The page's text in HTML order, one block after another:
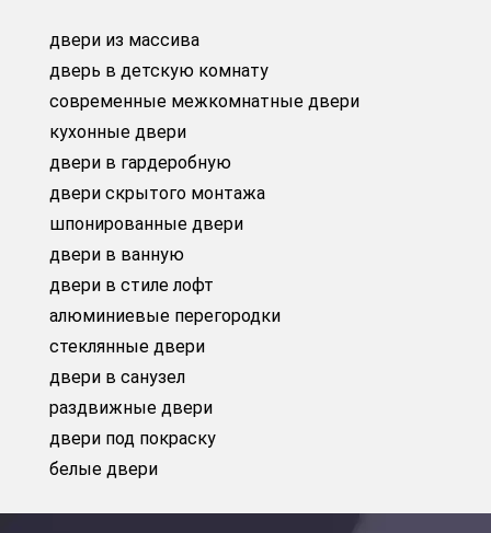
двери из массива
дверь в детскую комнату
современные межкомнатные двери
кухонные двери
двери в гардеробную
двери скрытого монтажа
шпонированные двери
двери в ванную
двери в стиле лофт
алюминиевые перегородки
стеклянные двери
двери в санузел
раздвижные двери
двери под покраску
белые двери